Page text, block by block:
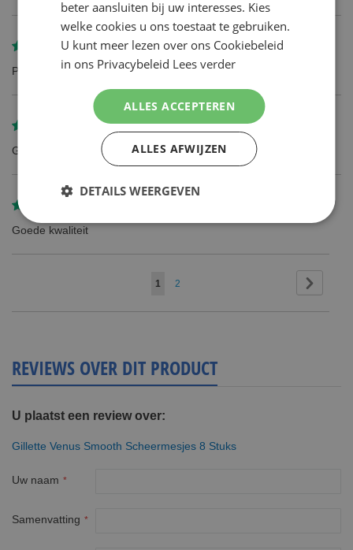
Gereviewd door Dirk-Jan
Product zoals beschreven
Gereviewd door Edwin Hoogendoorn
Goed product
Goede kwaliteit
Pagina
U1 Pagina
2
REVIEWS OVER DIT PRODUCT
U plaatst een review over:
Gillette Venus Smooth Scheermesjes 8 Stuks
Uw naam
Samenvatting
beter aansluiten bij uw interesses. Kies
welke cookies u ons toestaat te gebruiken.
U kunt meer lezen over ons Cookiebeleid
in ons Privacybeleid Lees verder
ALLES ACCEPTEREN
ALLES AFWIJZEN
DETAILS WEERGEVEN